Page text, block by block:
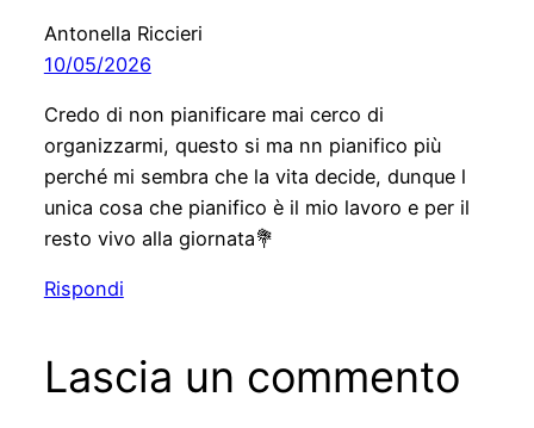
Antonella Riccieri
10/05/2026
Credo di non pianificare mai cerco di
organizzarmi, questo si ma nn pianifico più
perché mi sembra che la vita decide, dunque l
unica cosa che pianifico è il mio lavoro e per il
resto vivo alla giornata💐
Rispondi
Lascia un commento